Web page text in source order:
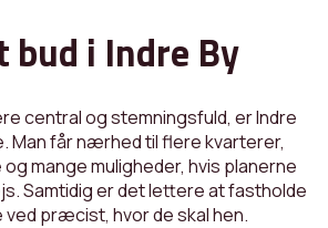
bud i Indre By
central og stemningsfuld, er Indre
Man får nærhed til flere kvarterer,
mange muligheder, hvis planerne
Samtidig er det lettere at fastholde
ved præcist, hvor de skal hen.